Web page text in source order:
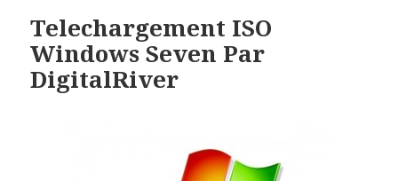
Telechargement ISO
Windows Seven Par
DigitalRiver